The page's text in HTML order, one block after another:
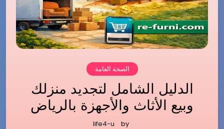
الصحة العامة
الدليل الشامل لتجديد منزلك
وبيع الأثاث والأجهزة بالرياض
by
life4-u